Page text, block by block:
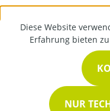
Diese Website
Erfahrung bieten
NUR